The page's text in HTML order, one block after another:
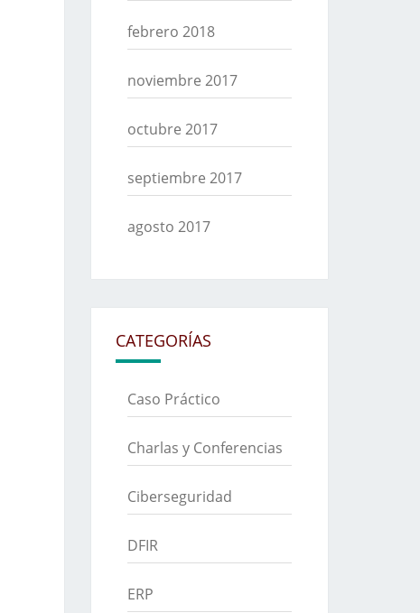
febrero 2018
noviembre 2017
octubre 2017
septiembre 2017
agosto 2017
CATEGORÍAS
Caso Práctico
Charlas y Conferencias
Ciberseguridad
DFIR
ERP